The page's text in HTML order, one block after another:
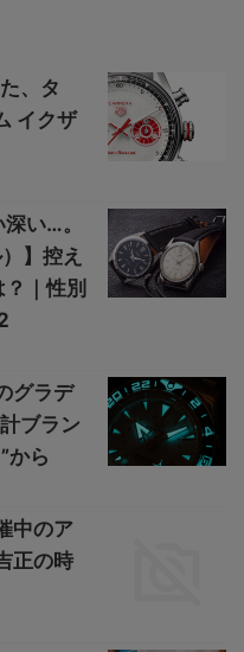
、タ
イクザ
い…。
】控え
｜性別
グラデ
ブラン
から
中のア
正の時